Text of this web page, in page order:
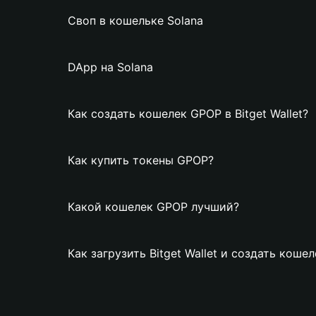
Своп в кошельке Solana
DApp на Solana
Как создать кошелек GPOP в Bitget Wallet?
Как купить токены GPOP?
Какой кошелек GPOP лучший?
Как загрузить Bitget Wallet и создать